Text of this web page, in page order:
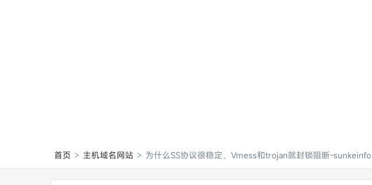
首页 > 主机域名网站 > 为什么SS协议很稳定，Vmess和trojan就封锁阻断-sunkeinfo